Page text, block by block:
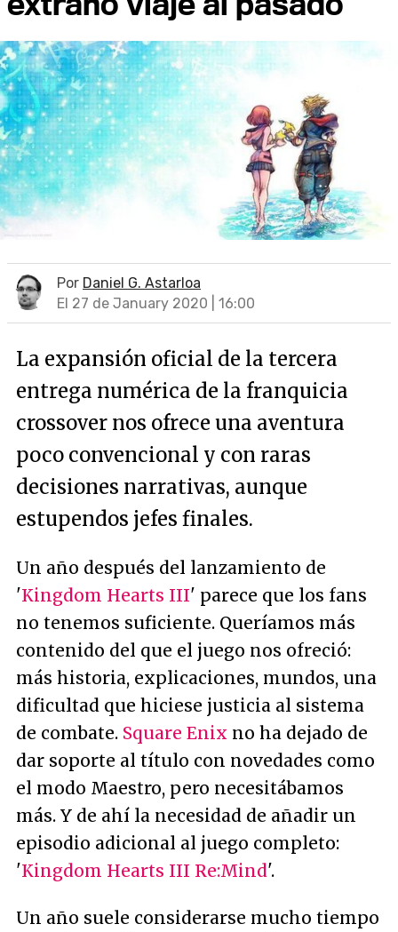
Por Daniel G. Astarloa
El 27 de January 2020 | 16:00
La expansión oficial de la tercera
entrega numérica de la franquicia
crossover nos ofrece una aventura
poco convencional y con raras
decisiones narrativas, aunque
estupendos jefes finales.
Un año después del lanzamiento de
'Kingdom Hearts III' parece que los fans
no tenemos suficiente. Queríamos más
contenido del que el juego nos ofreció:
más historia, explicaciones, mundos, una
dificultad que hiciese justicia al sistema
de combate. Square Enix no ha dejado de
dar soporte al título con novedades como
el modo Maestro, pero necesitábamos
más. Y de ahí la necesidad de añadir un
episodio adicional al juego completo:
'Kingdom Hearts III Re:Mind'.
Un año suele considerarse mucho tiempo